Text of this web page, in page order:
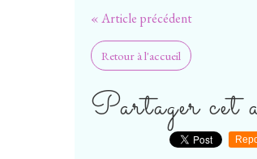
« Article précédent
Retour à l'accueil
Partager cet